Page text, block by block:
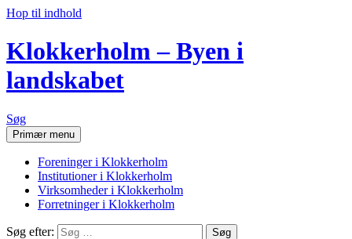
Hop til indhold
Klokkerholm – Byen i
landskabet
Søg
Primær menu
Foreninger i Klokkerholm
Institutioner i Klokkerholm
Virksomheder i Klokkerholm
Forretninger i Klokkerholm
Søg efter: